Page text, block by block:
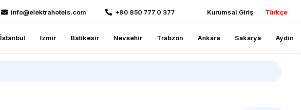
info@elektrahotels.com +90 850 777 0 377 Kurumsal Giriş Türkçe
İstanbul Izmir Balikesir Nevsehir Trabzon Ankara Sakarya Aydin